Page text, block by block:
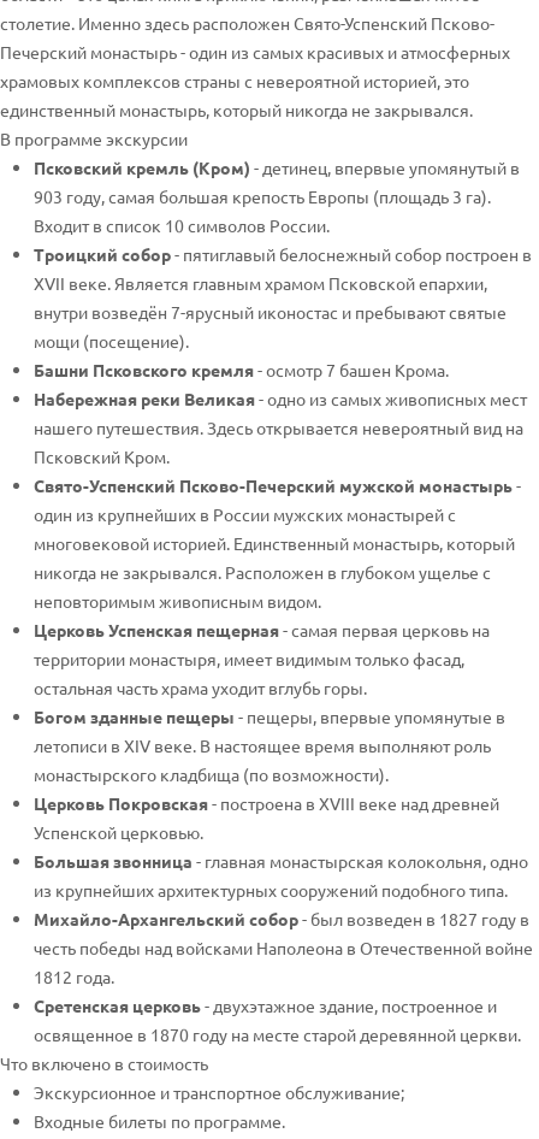
столетие. Именно здесь расположен Свято-Успенский Псково-
Печерский монастырь - один из самых красивых и атмосферных
храмовых комплексов страны с невероятной историей, это
единственный монастырь, который никогда не закрывался.
В программе экскурсии
Псковский кремль (Кром) - детинец, впервые упомянутый в
903 году, самая большая крепость Европы (площадь 3 га).
Входит в список 10 символов России.
Троицкий собор- пятиглавый белоснежный собор построен в
XVII веке. Является главным храмом Псковской епархии,
внутри возведён 7-ярусный иконостас и пребывают святые
мощи (посещение).
Башни Псковского кремля- осмотр 7 башен Крома.
Набережная реки Великая- одно из самых живописных мест
нашего путешествия. Здесь открывается невероятный вид на
Псковский Кром.
Свято-Успенский Псково-Печерский мужской монастырь-
один из крупнейших в России мужских монастырей с
многовековой историей. Единственный монастырь, который
никогда не закрывался. Расположен в глубоком ущелье с
неповторимым живописным видом.
Церковь Успенская пещерная- самая первая церковь на
территории монастыря, имеет видимым только фасад,
остальная часть храма уходит вглубь горы.
Богом зданные пещеры - пещеры, впервые упомянутые в
летописи в XIV веке. В настоящее время выполняют роль
монастырского кладбища (по возможности).
Церковь Покровская- построена в XVIII веке над древней
Успенской церковью.
Большая звонница - главная монастырская колокольня, одно
из крупнейших архитектурных сооружений подобного типа.
Михайло-Архангельский собор- был возведен в 1827 году в
честь победы над войсками Наполеона в Отечественной войне
1812 года.
Сретенская церковь- двухэтажное здание, построенное и
освященное в 1870 году на месте старой деревянной церкви.
Что включено в стоимость
Экскурсионное и транспортное обслуживание;
Входные билеты по программе.